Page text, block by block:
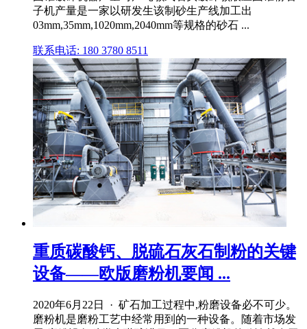
子机产量是一家以研发生该制砂生产线加工出
03mm,35mm,1020mm,2040mm等规格的砂石 ...
联系电话: 180 3780 8511
重质碳酸钙、脱硫石灰石制粉的关键
设备——欧版磨粉机要闻 ...
2020年6月22日 · 矿石加工过程中,粉磨设备必不可少。
磨粉机是磨粉工艺中经常用到的一种设备。随着市场发